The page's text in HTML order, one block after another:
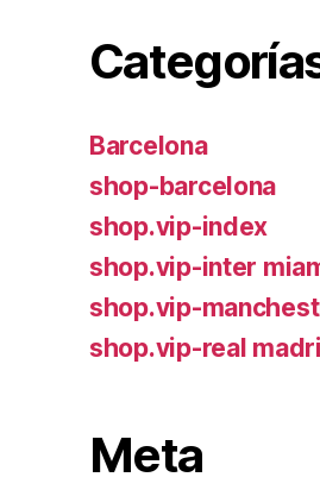
Barcelona
shop-barcelona
shop.vip-index
shop.vip-inter
shop.vip-
shop.vip-real
Meta